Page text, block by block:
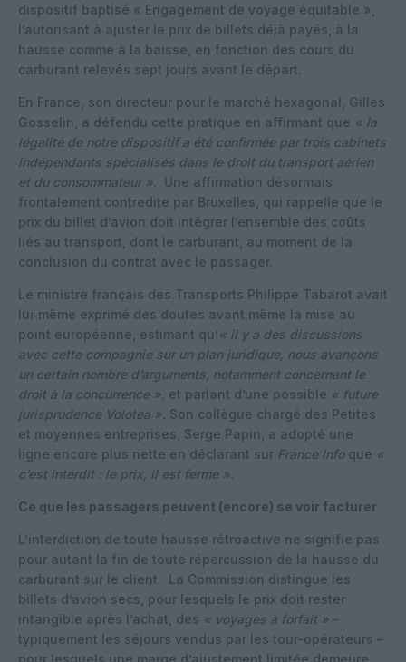
dispositif baptisé « Engagement de voyage équitable »,
l’autorisant à ajuster le prix de billets déjà payés, à la
hausse comme à la baisse, en fonction des cours du
carburant relevés sept jours avant le départ.
En France, son directeur pour le marché hexagonal, Gilles
Gosselin, a défendu cette pratique en affirmant que « la
légalité de notre dispositif a été confirmée par trois cabinets
indépendants spécialisés dans le droit du transport aérien
et du consommateur ».
Une affirmation désormais
frontalement contredite par Bruxelles, qui rappelle que le
prix du billet d’avion doit intégrer l’ensemble des coûts
liés au transport, dont le carburant, au moment de la
conclusion du contrat avec le passager.
Le ministre français des Transports Philippe Tabarot avait
lui‑même exprimé des doutes avant même la mise au
point européenne, estimant qu’« il y a des discussions
avec cette compagnie sur un plan juridique, nous avançons
un certain nombre d’arguments, notamment concernant le
droit à la concurrence », et parlant d’une possible « future
jurisprudence Volotea ». Son collègue chargé des Petites
et moyennes entreprises, Serge Papin, a adopté une
ligne encore plus nette en déclarant sur France Infoque «
c’est interdit : le prix, il est ferme ».
Ce que les passagers peuvent (encore) se voir facturer
L’interdiction de toute hausse rétroactive ne signifie pas
pour autant la fin de toute répercussion de la hausse du
carburant sur le client.
La Commission distingue les
billets d’avion secs, pour lesquels le prix doit rester
intangible après l’achat, des « voyages à forfait » –
typiquement les séjours vendus par les tour-opérateurs –
pour lesquels une marge d’ajustement limitée demeure